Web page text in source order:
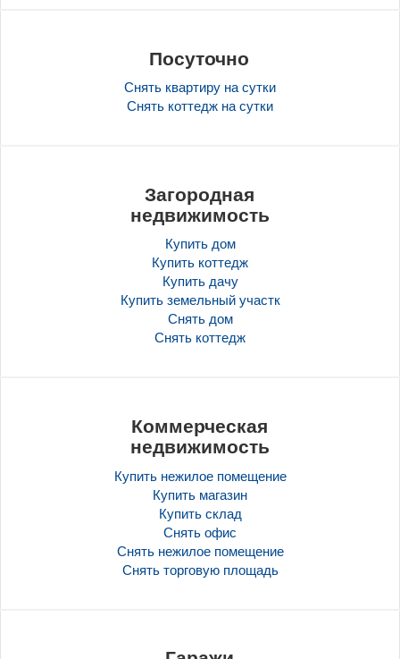
Посуточно
Снять квартиру на сутки
Снять коттедж на сутки
Загородная
недвижимость
Купить дом
Купить коттедж
Купить дачу
Купить земельный участк
Снять дом
Снять коттедж
Коммерческая
недвижимость
Купить нежилое помещение
Купить магазин
Купить склад
Снять офис
Снять нежилое помещение
Снять торговую площадь